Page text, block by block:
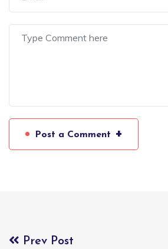
Post a Comment +
Prev Post